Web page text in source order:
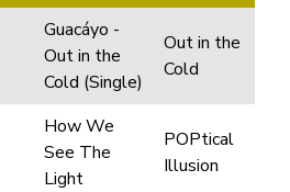
Guacáyo -
Out in the
Cold (Single)
Out in the
Cold
How We
See The
Light
POPtical
Illusion